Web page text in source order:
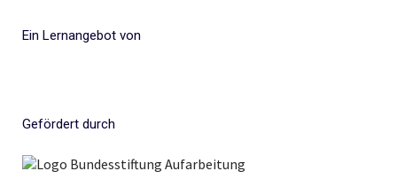
Ein Lernangebot von
Gefördert durch